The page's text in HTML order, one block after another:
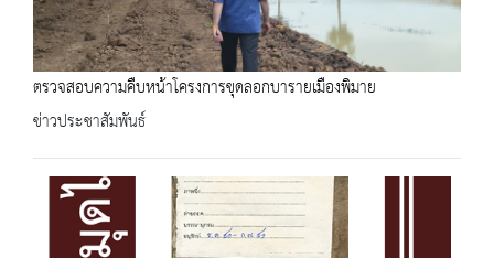
ตรวจสอบความคืบหน้าโครงการขุดลอกบารายเมืองพิมาย
ข่าวประชาสัมพันธ์